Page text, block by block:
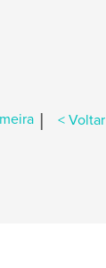
< Voltar